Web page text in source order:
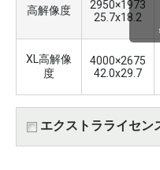
高解像度
2950×1973
25.7x18.2
XL高解像
度
4000×2675
42.0x29.7
エクストラライセン